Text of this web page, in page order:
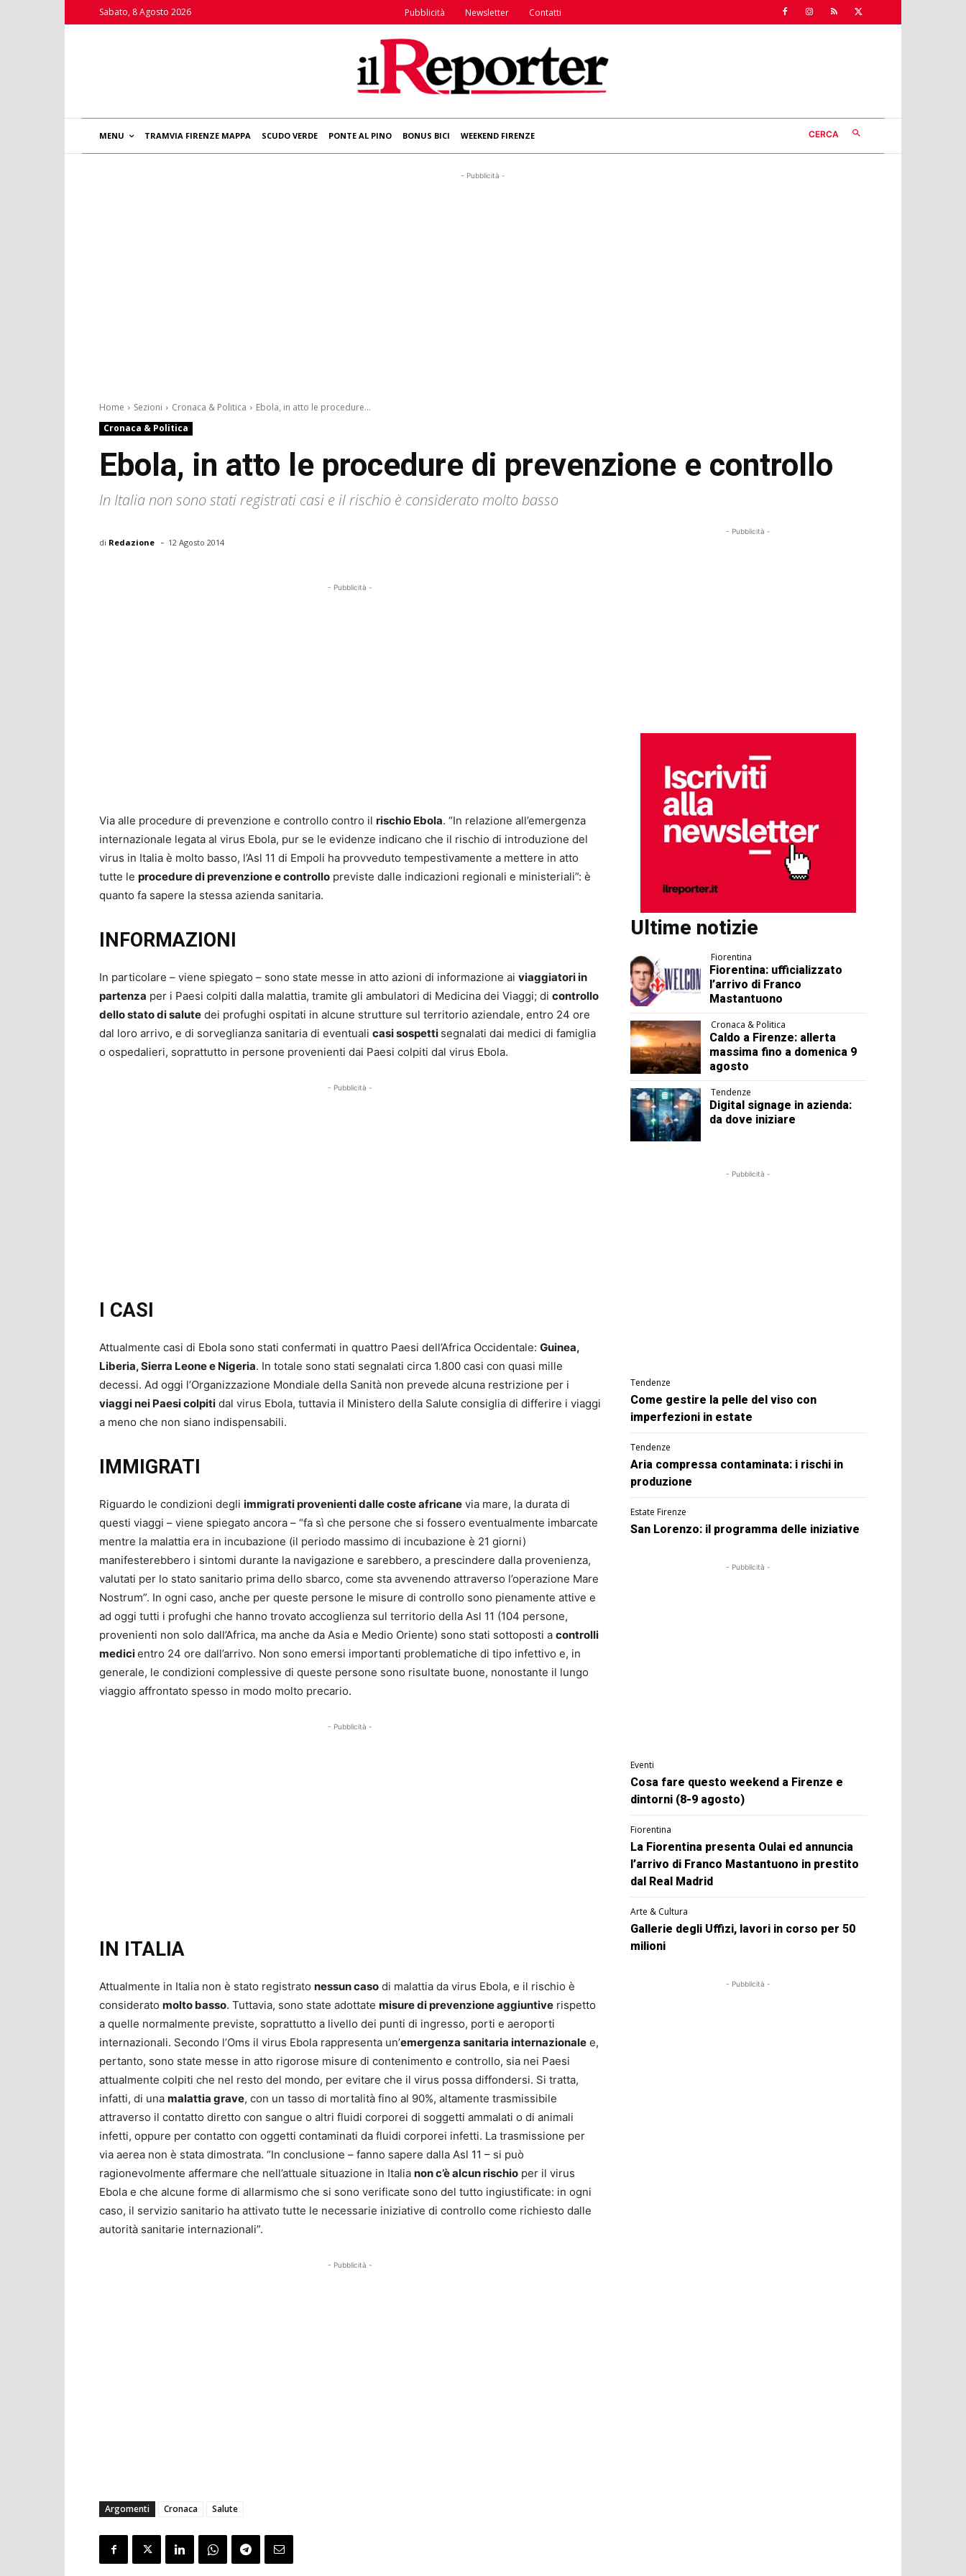
Sabato, 8 Agosto 2026 Pubblicità Newsletter Contatti
MENU TRAMVIA FIRENZE MAPPA SCUDO VERDE PONTE AL PINO BONUS BICI WEEKEND FIRENZE CERCA
- Pubblicità -
Home Sezioni Cronaca & Politica
Ebola, in atto le procedure...
Cronaca & Politica
Ebola, in atto le procedure di prevenzione e controllo
In Italia non sono stati registrati casi e il rischio è considerato molto basso
di Redazione - 12 Agosto 2014
- Pubblicità -
Via alle procedure di prevenzione e controllo contro il rischio Ebola. “In relazione all’emergenza
internazionale legata al virus Ebola, pur se le evidenze indicano che il rischio di introduzione del
virus in Italia è molto basso, l’Asl 11 di Empoli ha provveduto tempestivamente a mettere in atto
tutte le procedure di prevenzione e controllo previste dalle indicazioni regionali e ministeriali”: è
quanto fa sapere la stessa azienda sanitaria.
INFORMAZIONI
In particolare – viene spiegato – sono state messe in atto azioni di informazione ai viaggiatori in
partenza per i Paesi colpiti dalla malattia, tramite gli ambulatori di Medicina dei Viaggi; di controllo
dello stato di salute dei profughi ospitati in alcune strutture sul territorio aziendale, entro 24 ore
dal loro arrivo, e di sorveglianza sanitaria di eventuali casi sospetti segnalati dai medici di famiglia
o ospedalieri, soprattutto in persone provenienti dai Paesi colpiti dal virus Ebola.
- Pubblicità -
I CASI
Attualmente casi di Ebola sono stati confermati in quattro Paesi dell’Africa Occidentale: Guinea,
Liberia, Sierra Leone e Nigeria. In totale sono stati segnalati circa 1.800 casi con quasi mille
decessi. Ad oggi l’Organizzazione Mondiale della Sanità non prevede alcuna restrizione per i
viaggi nei Paesi colpiti dal virus Ebola, tuttavia il Ministero della Salute consiglia di differire i viaggi
a meno che non siano indispensabili.
IMMIGRATI
Riguardo le condizioni degli immigrati provenienti dalle coste africane via mare, la durata di
questi viaggi – viene spiegato ancora – “fa sì che persone che si fossero eventualmente imbarcate
mentre la malattia era in incubazione (il periodo massimo di incubazione è 21 giorni)
manifesterebbero i sintomi durante la navigazione e sarebbero, a prescindere dalla provenienza,
valutati per lo stato sanitario prima dello sbarco, come sta avvenendo attraverso l’operazione Mare
Nostrum”. In ogni caso, anche per queste persone le misure di controllo sono pienamente attive e
ad oggi tutti i profughi che hanno trovato accoglienza sul territorio della Asl 11 (104 persone,
provenienti non solo dall’Africa, ma anche da Asia e Medio Oriente) sono stati sottoposti a controlli
medicientro 24 ore dall’arrivo. Non sono emersi importanti problematiche di tipo infettivo e, in
generale, le condizioni complessive di queste persone sono risultate buone, nonostante il lungo
viaggio affrontato spesso in modo molto precario.
- Pubblicità -
IN ITALIA
Attualmente in Italia non è stato registrato nessun caso di malattia da virus Ebola, e il rischio è
considerato molto basso. Tuttavia, sono state adottate misure di prevenzione aggiuntive rispetto
a quelle normalmente previste, soprattutto a livello dei punti di ingresso, porti e aeroporti
internazionali. Secondo l’Oms il virus Ebola rappresenta un’emergenza sanitaria internazionale e,
pertanto, sono state messe in atto rigorose misure di contenimento e controllo, sia nei Paesi
attualmente colpiti che nel resto del mondo, per evitare che il virus possa diffondersi. Si tratta,
infatti, di una malattia grave, con un tasso di mortalità fino al 90%, altamente trasmissibile
attraverso il contatto diretto con sangue o altri fluidi corporei di soggetti ammalati o di animali
infetti, oppure per contatto con oggetti contaminati da fluidi corporei infetti. La trasmissione per
via aerea non è stata dimostrata. “In conclusione – fanno sapere dalla Asl 11 – si può
ragionevolmente affermare che nell’attuale situazione in Italia non c’è alcun rischio per il virus
Ebola e che alcune forme di allarmismo che si sono verificate sono del tutto ingiustificate: in ogni
caso, il servizio sanitario ha attivato tutte le necessarie iniziative di controllo come richiesto dalle
autorità sanitarie internazionali”.
- Pubblicità -
Argomenti Cronaca Salute
- Pubblicità -
Ultime notizie
Fiorentina
Fiorentina: ufficializzato
l’arrivo di Franco
Mastantuono
Cronaca & Politica
Caldo a Firenze: allerta
massima fino a domenica 9
agosto
Tendenze
Digital signage in azienda:
da dove iniziare
- Pubblicità -
Tendenze
Come gestire la pelle del viso con
imperfezioni in estate
Tendenze
Aria compressa contaminata: i rischi in
produzione
Estate Firenze
San Lorenzo: il programma delle iniziative
- Pubblicità -
Eventi
Cosa fare questo weekend a Firenze e
dintorni (8-9 agosto)
Fiorentina
La Fiorentina presenta Oulai ed annuncia
l’arrivo di Franco Mastantuono in prestito
dal Real Madrid
Arte & Cultura
Gallerie degli Uffizi, lavori in corso per 50
milioni
- Pubblicità -